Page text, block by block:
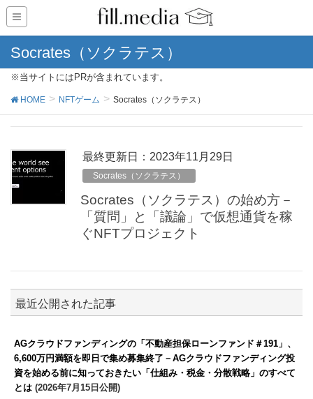
Socrates（ソクラテス）
※当サイトにはPRが含まれています。
HOME NFTゲーム Socrates（ソクラテス）
最終更新日：2023年11月29日
Socrates（ソクラテス）
Socrates（ソクラテス）の始め方－
「質問」と「議論」で仮想通貨を稼
ぐNFTプロジェクト
最近公開された記事
AGクラウドファンディングの「不動産担保ローンファンド＃191」、
6,600万円満額を即日で集め募集終了－AGクラウドファンディング投
資を始める前に知っておきたい「仕組み・税金・分散戦略」のすべて
とは (2026年7月15日公開)